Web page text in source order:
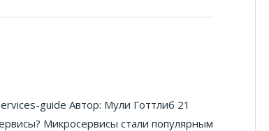
guide Автор: Мули Готтлиб 21
Микросервисы стали популярным